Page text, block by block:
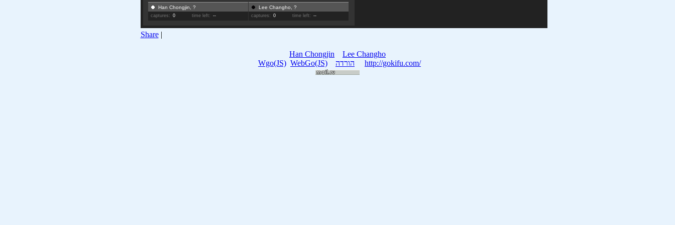
Han Chongjin, ?
captures: 0 time left: --
Lee Changho, ?
captures: 0 time left: --
Share |
Han Chongjin
Lee Changho
Wgo(JS) WebGo(JS) הורדה http://gokifu.com/